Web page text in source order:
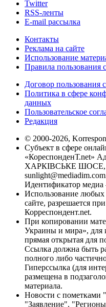
Twitter
RSS-ленты
E-mail рассылка
Контакты
Реклама на сайте
Использование
Правила пользования
Договор пользования
Политика в сфере
данных
Пользовательское
Редакция
© 2000-2026,
Субъект в сфере
«КореспонденТ.net»
ХАРКІВСЬКЕ ШОСЕ,
Идентификатор медиа
Использование
сайте, разрешается
Корреспондент.net.
При копировании
Украины и мира», для
прямая открытая для
Ссылка должна быть
полного либо
Гиперссылка (для
размещена в
материала.
Новости с пометками
"Заявление",